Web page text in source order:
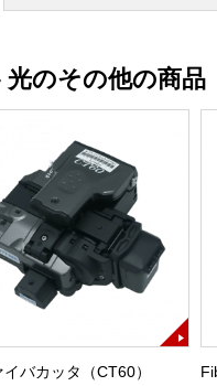
光のその他の商品
バカッタ（CT60）